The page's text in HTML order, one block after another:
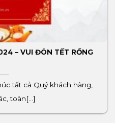
– VUI ĐÓN TẾT RỒNG
tất cả Quý khách hàng,
toàn[...]